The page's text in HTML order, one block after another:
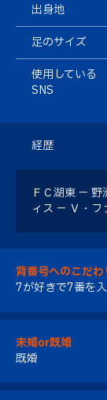
出身地
足のサイズ
使用している
SNS
経歴
ＦＣ湖東 －
ィス － Ｖ・
背番号へのこだわ
7が好きで7番を
未婚or既婚
既婚